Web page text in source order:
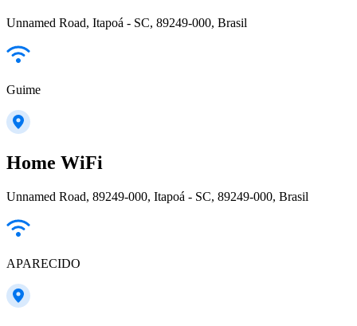
Unnamed Road, Itapoá - SC, 89249-000, Brasil
Guime
Home WiFi
Unnamed Road, 89249-000, Itapoá - SC, 89249-000, Brasil
APARECIDO